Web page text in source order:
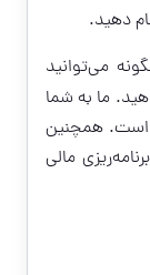
دهید.
می‌توانید
ما به شما
است. همچنین
مالی